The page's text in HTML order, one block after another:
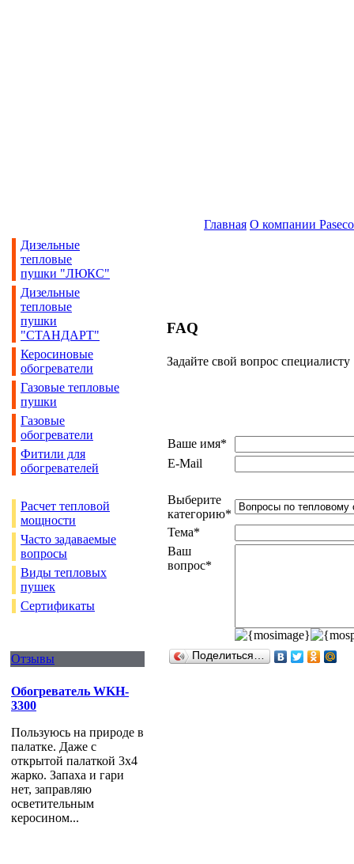
Главная О компании Paseco
Дизельные
тепловые
пушки "ЛЮКС"
Дизельные
тепловые
пушки
"СТАНДАРТ"
Керосиновые
обогреватели
Газовые тепловые
пушки
Газовые
обогреватели
Фитили для
обогревателей
Расчет тепловой
мощности
Часто задаваемые
вопросы
Виды тепловых
пушек
Сертификаты
Отзывы
Обогреватель WKH-
3300
Пользуюсь на природе в
палатке. Даже с
открытой палаткой 3х4
жарко. Запаха и гари
нет, заправляю
осветительным
керосином...
FAQ
Задайте свой вопрос специалисту
Ваше имя*
E-Mail
Выберите
категорию*
Тема*
Ваш
вопрос*
Поделиться…